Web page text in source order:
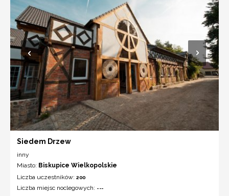
Siedem Drzew
inny
Miasto: Biskupice Wielkopolskie
Liczba uczestników: 200
Liczba miejsc noclegowych: ---